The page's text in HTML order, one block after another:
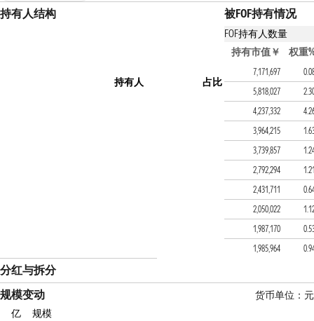
持有人结构
持有人 占比
被FOF持有情况
FOF持有人数量
持有该基金的FOF产
持有市值￥ 权重
富国稳健添辰债券
7,171,697
富国智浦精选12个月持
5,818,027
天弘养老目标日期2035
4,237,332
富国鑫汇养老目标日期
3,964,215
汇添富养老2030三年持
3,739,857
富国鑫旺均衡养老目标
2,792,294
富国鑫旺稳健养老目标
2,431,711
中银安康平衡养老目标
2,050,022
建信优享稳健养老目标
1,987,170
建信优享平衡养老目标
1,985,964
分红与拆分
规模变动
货币单位：元
亿
规模